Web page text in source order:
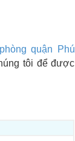
quận Phú
tôi để được